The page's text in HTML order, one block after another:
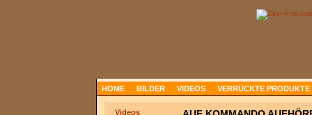
HOME BILDER VIDEOS VERRÜCKTE PRODUKTE
Videos